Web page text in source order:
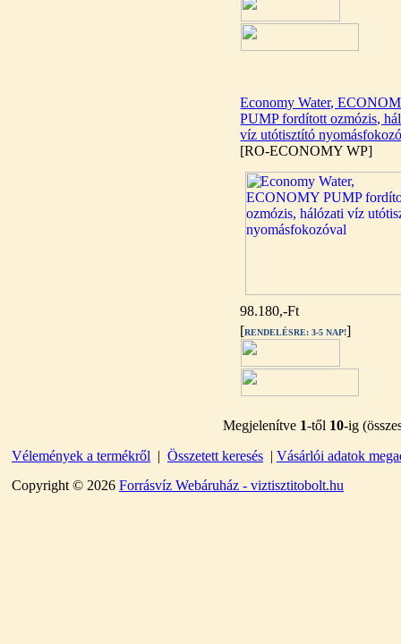
220,-Ft
---------
Economy Water,
PUMP fordított ozmózis,
víz utótisztító
[RO-ECONOMY WP]
98.180,-Ft
[RENDELÉSRE: 3-5 NAP!]
Megjelenítve 1-től 10-ig
Vélemények a termékről | Összetett keresés | Vásárlói adatok
Copyright © 2026 Forrásvíz Webáruház - viztisztitobolt.hu